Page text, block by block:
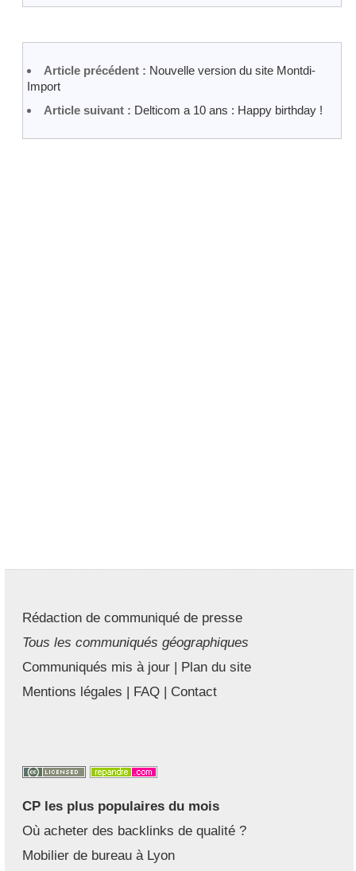
Article précédent : Nouvelle version du site Montdi-
Import
Article suivant : Delticom a 10 ans : Happy birthday !
Rédaction de communiqué de presse
Tous les communiqués géographiques
Communiqués mis à jour | Plan du site
Mentions légales | FAQ | Contact
CP les plus populaires du mois
Où acheter des backlinks de qualité ?
Mobilier de bureau à Lyon